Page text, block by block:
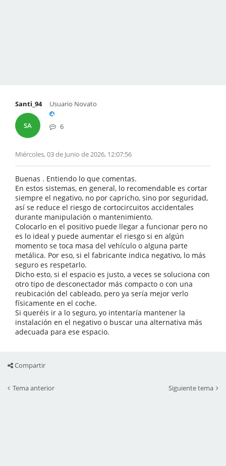
Santi_94
SA
Usuario Novato
6
Miércoles, 03 de Junio de 2026, 12:07:56
Buenas . Entiendo lo que comentas.
En estos sistemas, en general, lo recomendable es cortar
siempre el negativo, no por capricho, sino por seguridad,
así se reduce el riesgo de cortocircuitos accidentales
durante manipulación o mantenimiento.
Colocarlo en el positivo puede llegar a funcionar pero no
es lo ideal y puede aumentar el riesgo si en algún
momento se toca masa del vehículo o alguna parte
metálica. Por eso, si el fabricante indica negativo, lo más
seguro es respetarlo.
Dicho esto, si el espacio es justo, a veces se soluciona con
otro tipo de desconectador más compacto o con una
reubicación del cableado, pero ya sería mejor verlo
físicamente en el coche.
Si queréis ir a lo seguro, yo intentaría mantener la
instalación en el negativo o buscar una alternativa más
adecuada para ese espacio.
Compartir
Tema anterior Siguiente tema